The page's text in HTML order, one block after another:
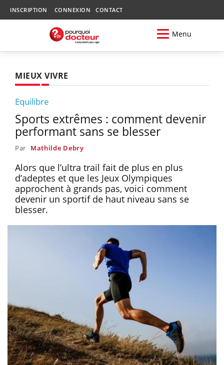
INSCRIPTION CONNEXION CONTACT
Menu
MIEUX VIVRE
Equilibre
Sports extrêmes : comment devenir
performant sans se blesser
Par Mathilde Debry
Alors que l’ultra trail fait de plus en plus
d’adeptes et que les Jeux Olympiques
approchent à grands pas, voici comment
devenir un sportif de haut niveau sans se
blesser.